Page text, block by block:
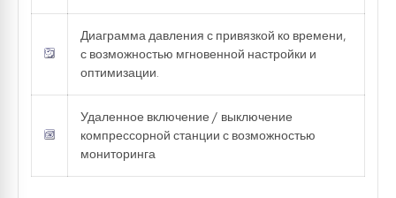
Диаграмма давления с привязкой ко времени,
с возможностью мгновенной настройки и
оптимизации.
Удаленное включение / выключение
компрессорной станции с возможностью
мониторинга